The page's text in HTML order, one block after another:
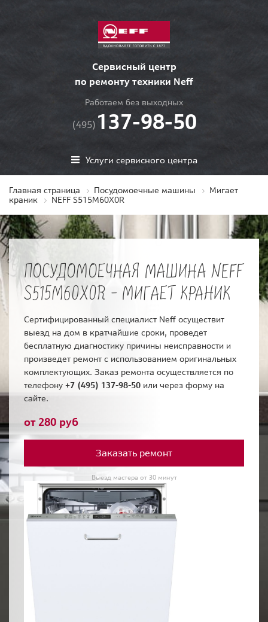
Сервисный центр
по ремонту техники Neff
Работаем без выходных
(495) 137-98-50
Услуги сервисного центра
Главная страница Посудомоечные машины
Мигает
краник
NEFF S515M60X0R
ПОСУДОМОЕЧНАЯ МАШИНА NEFF
S515M60X0R - МИГАЕТ КРАНИК
Сертифицированный специалист Neff осуществит
выезд на дом в кратчайшие сроки, проведет
бесплатную диагностику причины неисправности и
произведет ремонт с использованием оригинальных
комплектующих. Заказ ремонта осуществляется по
телефону +7 (495) 137-98-50 или через форму на
сайте.
от 280 руб
Заказать ремонт
Выезд мастера от 30 минут